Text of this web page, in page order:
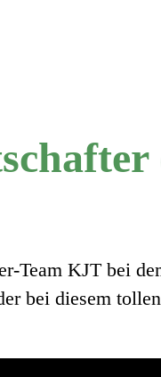
Team KJT bei
bei diesem